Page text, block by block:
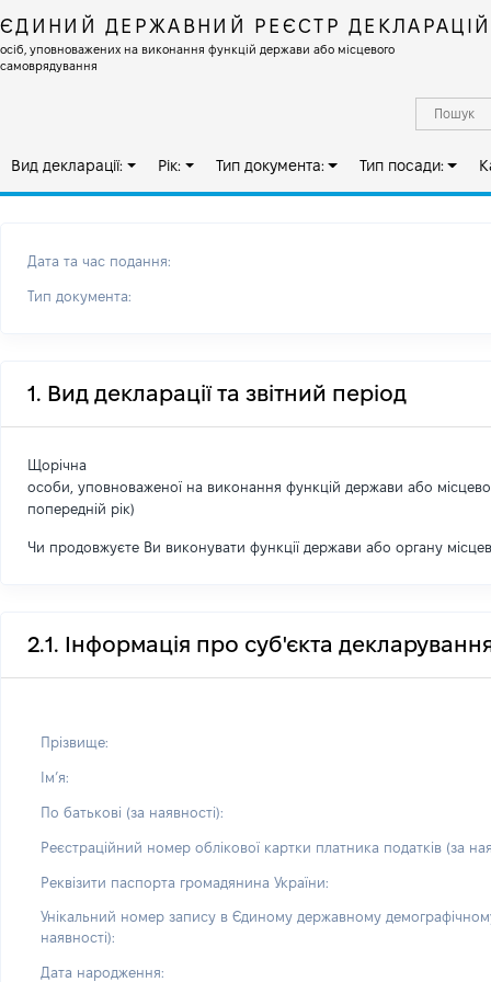
ЄДИНИЙ ДЕРЖАВНИЙ РЕЄСТР ДЕКЛАРАЦІЙ
осіб, уповноважених на виконання функцій держави або місцевого
самоврядування
Вид декларації: Рік: Тип документа: Тип посади:
Дата та час подання:
Тип документа:
1. Вид декларації та звітний період
Щорічна
особи, уповноваженої на виконання функцій держави або
попередній рік)
Чи продовжуєте Ви виконувати функції держави або органу
2.1. Інформація про суб'єкта
Прізвище:
Імʼя:
По батькові (за наявності):
Реєстраційний номер облікової картки платника податків (за
Реквізити паспорта громадянина України:
Унікальний номер запису в Єдиному державному
наявності):
Дата народження: